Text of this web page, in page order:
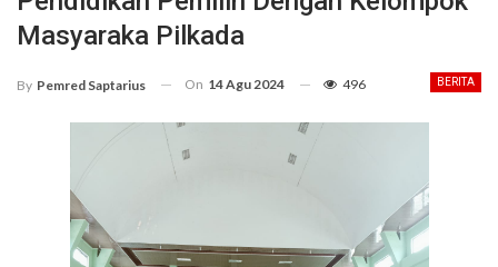
Masyaraka Pilkada
BERITA
By Pemred Saptarius On 14 Agu 2024 496